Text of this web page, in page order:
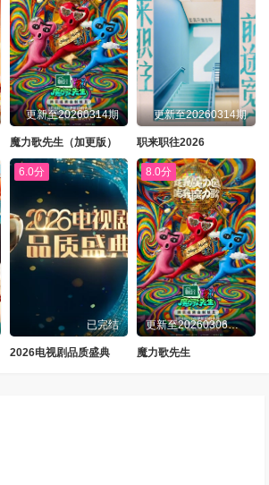
更新至20260314期
魔力歌先生（加更版）
更新至20260314期
职来职往2026
6.0分
已完结
2026电视剧品质盛典
8.0分
更新至20260306先导片
魔力歌先生